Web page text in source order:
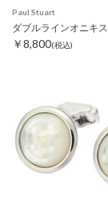
Paul Stuart
￥8,800(税込)